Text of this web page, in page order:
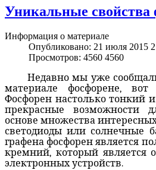
Уникальные свойства
Информация о материале
Опубликовано: 21 июля 2015
Просмотров: 4560 4560
Недавно мы уже
материале фосфорене,
Фосфорен настолько тонкий
прекрасные возможности
основе множества
светодиоды или солнечные
графена фосфорен является
кремний, который является
электронных устройств.